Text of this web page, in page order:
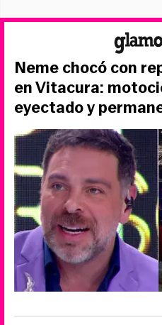
Neme chocó con
en Vitacura:
eyectado y